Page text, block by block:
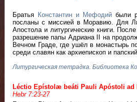
Братья Константин и Мефодий были
посланы с миссией в Моравию. Для
Апостола и литургические книги.
разрешение папы Адриана II на
Вечном Граде, где ушёл в монастырь
среди славян как архиепископ и
Литургическая тетрадка. Библиотека
Léctio Epístolæ beáti Pauli Apóstoli ad
Hebr 7:23-27